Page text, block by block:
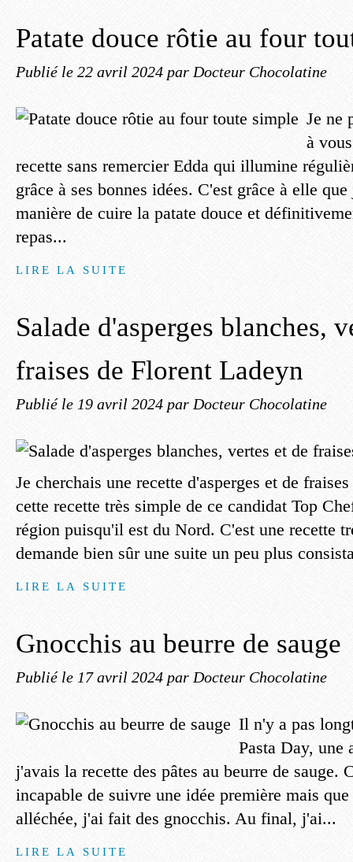
Patate douce rôtie au four
Publié le 22 avril 2024 par Docteur Chocolatine
Je ne
à
recette sans remercier Edda qui illumine
grâce à ses bonnes idées. C'est grâce à elle
manière de cuire la patate douce et
repas...
LIRE LA SUITE
Salade d'asperges blanches,
fraises de Florent Ladeyn
Publié le 19 avril 2024 par Docteur Chocolatine
Je cherchais une recette d'asperges et de
cette recette très simple de ce candidat Top
région puisqu'il est du Nord. C'est une recette
demande bien sûr une suite un peu plus
LIRE LA SUITE
Gnocchis au beurre de sauge
Publié le 17 avril 2024 par Docteur Chocolatine
Il n'y a pas
Pasta Day, une
j'avais la recette des pâtes au beurre de sauge.
incapable de suivre une idée première mais
alléchée, j'ai fait des gnocchis. Au final, j'ai...
LIRE LA SUITE